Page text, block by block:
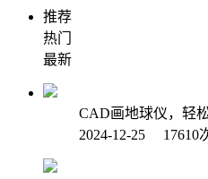
推荐
热门
最新
CAD画地球仪，轻
2024-12-25 17610